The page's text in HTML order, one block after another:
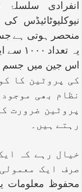
انفرادی
نیوکلیوٹائیڈس
منحصر ہوتی ہے
کی پروٹین کا
نظام بھی
پروٹین ضرورت
رہتے ہیں۔
خیال رہے کہ
محفوظ معلومات